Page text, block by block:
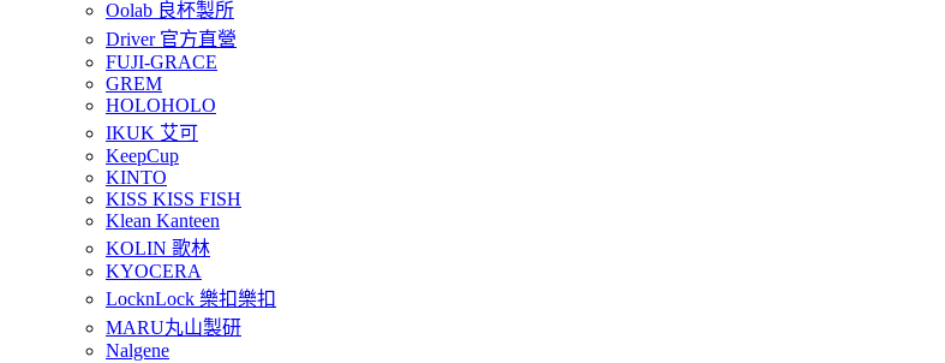
Oolab 良杯製所
Driver 官方直營
FUJI-GRACE
GREM
HOLOHOLO
IKUK 艾可
KeepCup
KINTO
KISS KISS FISH
Klean Kanteen
KOLIN 歌林
KYOCERA
LocknLock 樂扣樂扣
MARU丸山製研
Nalgene